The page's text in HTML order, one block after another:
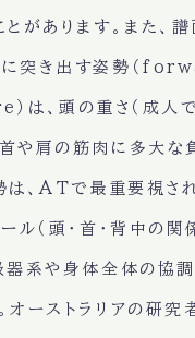
とがあります。また、
に突き出す姿勢（
、頭の重さ（成人
や肩の筋肉に多大な
は、ATで最重要視さ
ル（頭・首・背中の関
器系や身体全体の協
オーストラリアの研究